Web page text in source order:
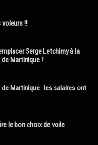
voleurs !!!
Serge Letchimy à la
Martinique ?
Martinique : les salaires ont
le bon choix de voile